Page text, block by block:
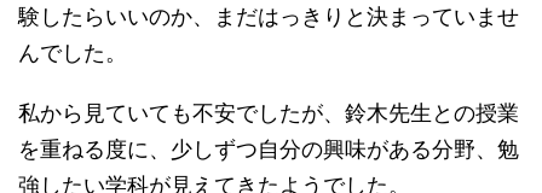
験したらいいのか、まだはっきりと決まっていませ
んでした。
私から見ていても不安でしたが、鈴木先生との授業
を重ねる度に、少しずつ自分の興味がある分野、勉
強したい学科が見えてきたようでした。